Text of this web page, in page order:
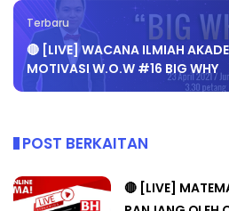
Terbaru
🔴 [LIVE] WACANA ILMIAH
MOTIVASI W.O.W #16 BIG WHY
POST BERKAITAN
🔴 [LIVE]